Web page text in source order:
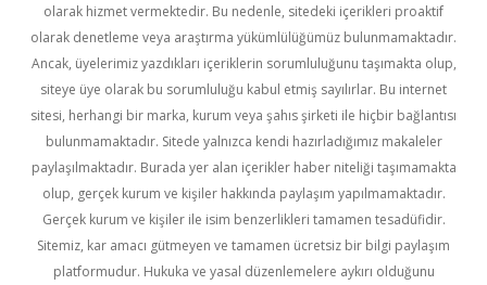
olarak hizmet vermektedir. Bu nedenle, sitedeki içerikleri proaktif
olarak denetleme veya araştırma yükümlülüğümüz bulunmamaktadır.
Ancak, üyelerimiz yazdıkları içeriklerin sorumluluğunu taşımakta olup,
siteye üye olarak bu sorumluluğu kabul etmiş sayılırlar. Bu internet
sitesi, herhangi bir marka, kurum veya şahıs şirketi ile hiçbir bağlantısı
bulunmamaktadır. Sitede yalnızca kendi hazırladığımız makaleler
paylaşılmaktadır. Burada yer alan içerikler haber niteliği taşımamakta
olup, gerçek kurum ve kişiler hakkında paylaşım yapılmamaktadır.
Gerçek kurum ve kişiler ile isim benzerlikleri tamamen tesadüfidir.
Sitemiz, kar amacı gütmeyen ve tamamen ücretsiz bir bilgi paylaşım
platformudur. Hukuka ve yasal düzenlemelere aykırı olduğunu